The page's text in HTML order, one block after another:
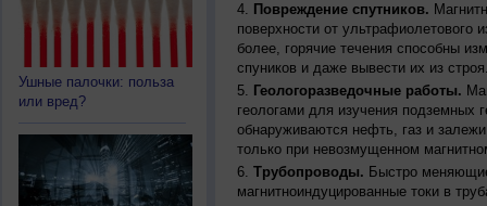
Ушные палочки: польза
или вред?
Повреждение спутников.
поверхности от ультрафиолетового
более, горячие течения способны
спуников и даже вывести их из
Геологоразведочные работы.
геологами для изучения подземных
обнаруживаются нефть, газ и
только при невозмущенном
Трубопроводы. Быстро
магнитноиндуцированные токи в